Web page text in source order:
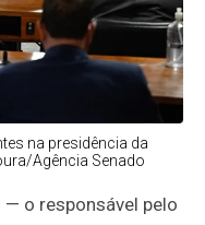
na presidência da
Agência Senado
o responsável pelo